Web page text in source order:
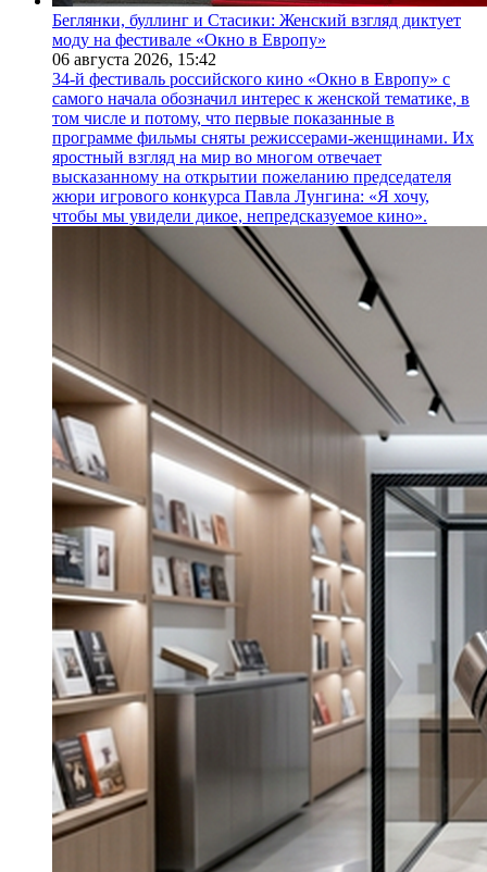
Беглянки, буллинг и Стасики: Женский взгляд диктует
моду на фестивале «Окно в Европу»
06 августа 2026, 15:42
34-й фестиваль российского кино «Окно в Европу» с
самого начала обозначил интерес к женской тематике, в
том числе и потому, что первые показанные в
программе фильмы сняты режиссерами-женщинами. Их
яростный взгляд на мир во многом отвечает
высказанному на открытии пожеланию председателя
жюри игрового конкурса Павла Лунгина: «Я хочу,
чтобы мы увидели дикое, непредсказуемое кино».